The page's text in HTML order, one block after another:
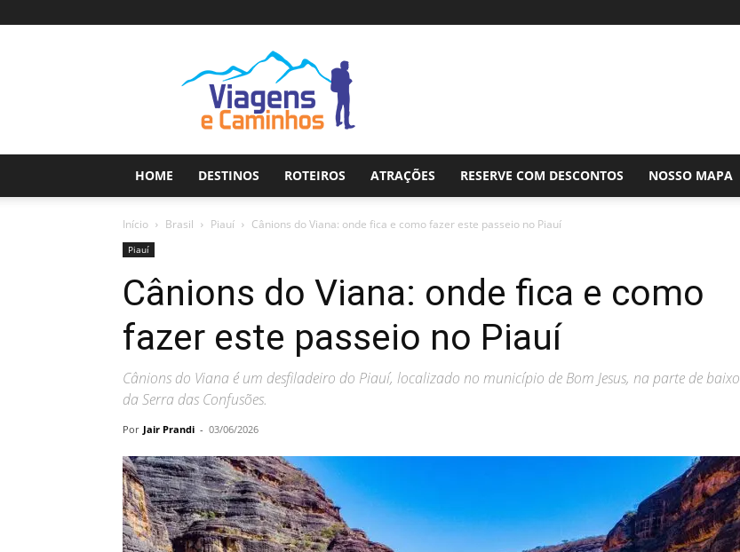
Viagens
e
Caminhos
HOME DESTINOS ROTEIROS ATRAÇÕES RESERVE COM DESCONTOS NOSSO MAPA
Início Brasil Piauí Cânions do Viana: onde fica e como fazer este passeio no Piauí
Piauí
Cânions do Viana: onde fica e como
fazer este passeio no Piauí
Cânions do Viana é um desfiladeiro do Piauí, localizado no município de Bom Jesus, na parte de baixo
da Serra das Confusões.
Por Jair Prandi - 03/06/2026